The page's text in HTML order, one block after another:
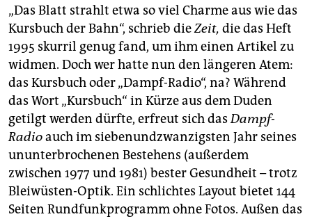
„Das Blatt strahlt etwa so viel Charme aus wie das
Kursbuch der Bahn“, schrieb dieZeit, die das Heft
1995 skurril genug fand, um ihm einen Artikel zu
widmen. Doch wer hatte nun den längeren Atem:
das Kursbuch oder „Dampf-Radio“, na? Während
das Wort „Kursbuch“ in Kürze aus dem Duden
getilgt werden dürfte, erfreut sich dasDampf-
Radioauch im siebenundzwanzigsten Jahr seines
ununterbrochenen Bestehens (außerdem
zwischen 1977 und 1981) bester Gesundheit – trotz
Bleiwüsten-Optik. Ein schlichtes Layout bietet 144
Seiten Rundfunkprogramm ohne Fotos. Außen das